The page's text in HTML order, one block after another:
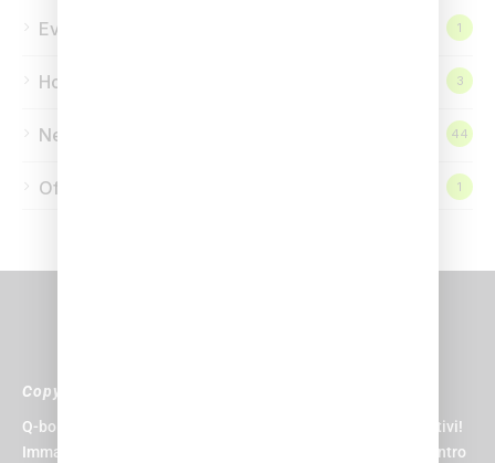
Eventi 1
Homepage 3
News 44
Offerte 1
Copyright © 2024 Q-bo Wellness
Q-bo non è solo un centro sportivo, è il paradiso per gli sportivi!
Immagina di avere una piscina, una palestra, una spa, un centro